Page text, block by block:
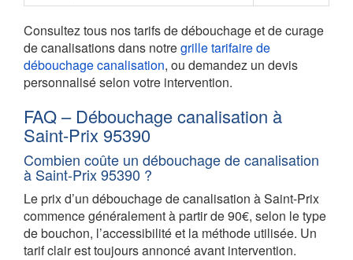
Consultez tous nos tarifs de débouchage et de curage
de canalisations dans notregrille tarifaire de
débouchage canalisation, ou demandez un devis
personnalisé selon votre intervention.
FAQ – Débouchage canalisation à
Saint-Prix 95390
Combien coûte un débouchage de canalisation
à Saint-Prix 95390 ?
Le prix d’un débouchage de canalisation à Saint-Prix
commence généralement à partir de 90€, selon le type
de bouchon, l’accessibilité et la méthode utilisée. Un
tarif clair est toujours annoncé avant intervention.